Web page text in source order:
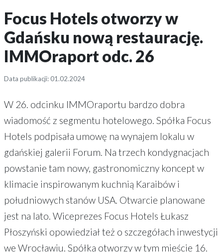
Focus Hotels otworzy w
Gdańsku nową restaurację.
IMMOraport odc. 26
Data publikacji: 01.02.2024
W 26. odcinku IMMOraportu bardzo dobra
wiadomość z segmentu hotelowego. Spółka Focus
Hotels podpisała umowę na wynajem lokalu w
gdańskiej galerii Forum. Na trzech kondygnacjach
powstanie tam nowy, gastronomiczny koncept w
klimacie inspirowanym kuchnią Karaibów i
południowych stanów USA. Otwarcie planowane
jest na lato. Wiceprezes Focus Hotels Łukasz
Płoszyński opowiedział też o szczegółach inwestycji
we Wrocławiu. Spółka otworzy w tym mieście 16.